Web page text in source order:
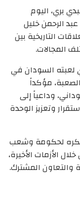
بري، اليوم
عبد الرحمن خليل
التاريخية بين
المجالات.
لعبته السودان في
مؤكداً
وداعياً إلى
وتعزيز الوحدة
شكره لحكومة وشعب
الأزمات الأخيرة،
والتعاون المشترك.